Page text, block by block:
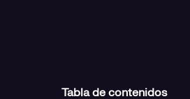
Tabla de contenidos